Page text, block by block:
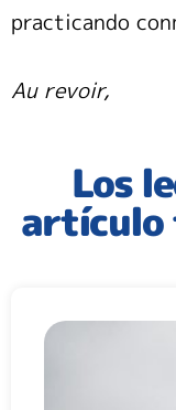
practicando
Au revoir,
Los
artículo